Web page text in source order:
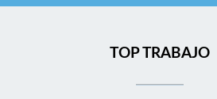
TOP TRABAJO